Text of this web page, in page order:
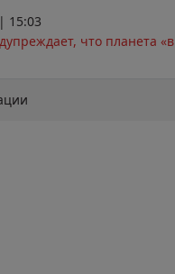
15:03
что планета «в